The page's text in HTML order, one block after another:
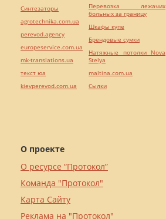
О проекте
О ресурсе “Протокол”
Команда "Протокол"
Карта Сайту
Реклама на "Протокол"
Синтезаторы
agrotechnika.com.ua
perevod.agency
europeservice.com.ua
mk-translations.ua
текст юа
kievperevod.com.ua
Перевозка лежачих
больных за границу
Шкафы купе
Брендовые сумки
Натяжные потолки Nova
Stelya
maltina.com.ua
Cылки